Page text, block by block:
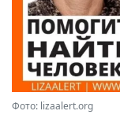
Фото: lizaalert.org